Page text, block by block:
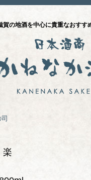
賀の地酒を中心に貴重なおすす